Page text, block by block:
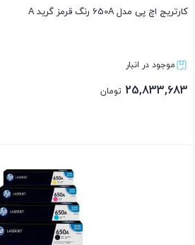
کارتریج اچ پی مدل 650A رنگ قرمز گرید A
موجود در انبار
25,833,683 تومان